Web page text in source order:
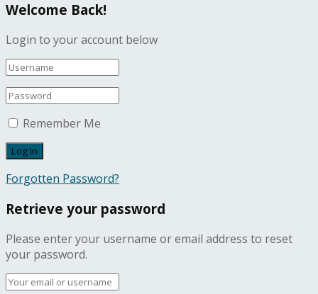
Welcome Back!
Login to your account below
Remember Me
Forgotten Password?
Retrieve your password
Please enter your username or email address to reset
your password.